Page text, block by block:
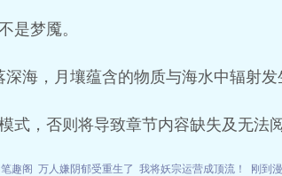
是梦魇。
海，月壤蕴含的物质与海水中辐射发
式，否则将导致章节内容缺失及无法
趣阁 万人嫌阴郁受重生了 我将妖宗运营成顶流！ 刚到